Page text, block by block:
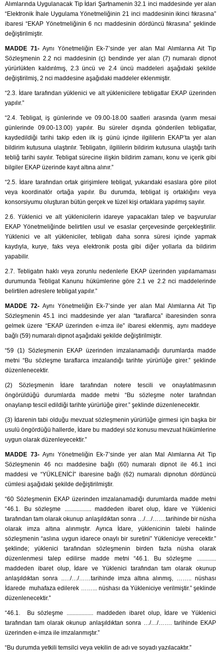
Alımlarında Uygulanacak Tip İdari Şartnamenin 32.1 inci maddesinde yer alan
“Elektronik İhale Uygulama Yönetmeliğinin 21 inci maddesinin ikinci fıkrasına”
ibaresi “EKAP Yönetmeliğinin 6 ncı maddesinin dördüncü fıkrasına” şeklinde
değiştirilmiştir.
MADDE 71-Aynı Yönetmeliğin Ek-7’sinde yer alan Mal Alımlarına Ait Tip
Sözleşmenin 2.2 nci maddesinin (ç) bendinde yer alan (7) numaralı dipnot
yürürlükten kaldırılmış, 2.3 üncü ve 2.4 üncü maddeleri aşağıdaki şekilde
değiştirilmiş, 2 nci maddesine aşağıdaki maddeler eklenmiştir.
“2.3. İdare tarafından yüklenici ve alt yüklenicilere tebligatlar EKAP üzerinden
yapılır.”
“2.4. Tebligat, iş günlerinde ve 09.00-18.00 saatleri arasında (yarım mesai
günlerinde 09.00-13.00) yapılır. Bu süreler dışında gönderilen tebligatlar,
kaydedildiği tarihi takip eden ilk iş günü içinde ilgililerin EKAP’ta yer alan
bildirim kutusuna ulaştırılır. Tebligatın, ilgililerin bildirim kutusuna ulaştığı tarih
tebliğ tarihi sayılır. Tebligat sürecine ilişkin bildirim zamanı, konu ve içerik gibi
bilgiler EKAP üzerinde kayıt altına alınır.”
“2.5. İdare tarafından ortak girişimlere tebligat, yukarıdaki esaslara göre pilot
veya koordinatör ortağa yapılır. Bu durumda, tebligat iş ortaklığını veya
konsorsiyumu oluşturan bütün gerçek ve tüzel kişi ortaklara yapılmış sayılır.
2.6. Yüklenici ve alt yüklenicilerin idareye yapacakları talep ve başvurular
EKAP Yönetmeliğinde belirtilen usul ve esaslar çerçevesinde gerçekleştirilir.
Yüklenici ve alt yükleniciler, tebligatı daha sonra süresi içinde yapmak
kaydıyla, kurye, faks veya elektronik posta gibi diğer yollarla da bildirim
yapabilir.
2.7. Tebligatın haklı veya zorunlu nedenlerle EKAP üzerinden yapılamaması
durumunda Tebligat Kanunu hükümlerine göre 2.1 ve 2.2 nci maddelerinde
belirtilen adreslere tebligat yapılır.”
MADDE 72-Aynı Yönetmeliğin Ek-7’sinde yer alan Mal Alımlarına Ait Tip
Sözleşmenin 45.1 inci maddesinde yer alan “taraflarca” ibaresinden sonra
gelmek üzere “EKAP üzerinden e-imza ile” ibaresi eklenmiş, aynı maddeye
bağlı (59) numaralı dipnot aşağıdaki şekilde değiştirilmiştir.
“59 (1) Sözleşmenin EKAP üzerinden imzalanamadığı durumlarda madde
metni “Bu sözleşme taraflarca imzalandığı tarihte yürürlüğe girer.” şeklinde
düzenlenecektir.
(2) Sözleşmenin İdare tarafından notere tescili ve onaylatılmasının
öngörüldüğü durumlarda madde metni “Bu sözleşme noter tarafından
onaylanıp tescil edildiği tarihte yürürlüğe girer.” şeklinde düzenlenecektir.
(3) İdarenin tabi olduğu mevzuat sözleşmenin yürürlüğe girmesi için başka bir
usulü öngördüğü hallerde, İdare bu maddeyi söz konusu mevzuat hükümlerine
uygun olarak düzenleyecektir.”
MADDE 73-Aynı Yönetmeliğin Ek-7’sinde yer alan Mal Alımlarına Ait Tip
Sözleşmenin 46 ncı maddesine bağlı (60) numaralı dipnot ile 46.1 inci
maddesi ve “YÜKLENİCİ” ibaresine bağlı (62) numaralı dipnotun dördüncü
cümlesi aşağıdaki şekilde değiştirilmiştir.
“60 Sözleşmenin EKAP üzerinden imzalanamadığı durumlarda madde metni
“46.1. Bu sözleşme .................. maddeden ibaret olup, İdare ve Yüklenici
tarafından tam olarak okunup anlaşıldıktan sonra …/…/…….tarihinde bir nüsha
olarak imza altına alınmıştır. Ayrıca İdare, yüklenicinin talebi halinde
sözleşmenin “aslına uygun idarece onaylı bir suretini” Yükleniciye verecektir.”
şeklinde; yüklenici tarafından sözleşmenin birden fazla nüsha olarak
düzenlenmesi talep edilirse madde metni “46.1. Bu sözleşme .............
maddeden ibaret olup, İdare ve Yüklenici tarafından tam olarak okunup
anlaşıldıktan sonra ..…/…/……tarihinde imza altına alınmış, …….. nüshası
İdarede muhafaza edilerek ……... nüshası da Yükleniciye verilmiştir.” şeklinde
düzenlenecektir.”
“46.1. Bu sözleşme .................. maddeden ibaret olup, İdare ve Yüklenici
tarafından tam olarak okunup anlaşıldıktan sonra …/…/……. tarihinde EKAP
üzerinden e-imza ile imzalanmıştır.”
“Bu durumda yetkili temsilci veya vekilin de adı ve soyadı yazılacaktır.”